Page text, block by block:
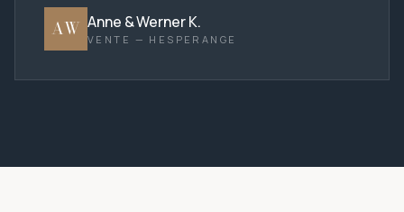
AW Anne & Werner K.
VENTE — HESPERANGE